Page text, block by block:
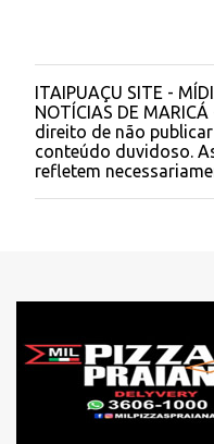
P
o
s
t
a
r
t
ITAIPUAÇU SITE -
NOTÍCIAS DE
direito de não
conteúdo duvidoso.
refletem